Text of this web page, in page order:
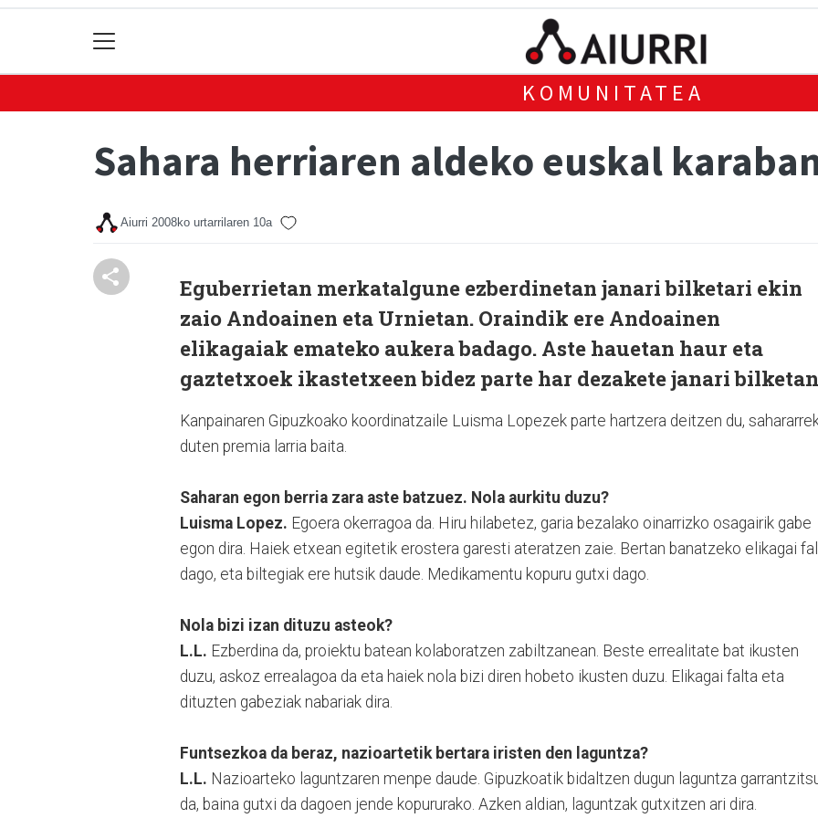
KOMUNITATEA
Sahara herriaren aldeko euskal
Aiurri 2008ko urtarrilaren 10a
Eguberrietan merkatalgune ezberdinetan janari bilketari ekin
zaio Andoainen eta Urnietan. Oraindik ere Andoainen
elikagaiak emateko aukera badago. Aste hauetan haur eta
gaztetxoek ikastetxeen bidez parte har dezakete janari
Kanpainaren Gipuzkoako koordinatzaile Luisma Lopezek parte hartzera deitzen du,
duten premia larria baita.
Saharan egon berria zara aste batzuez. Nola aurkitu duzu?
Luisma Lopez. Egoera okerragoa da. Hiru hilabetez, garia bezalako oinarrizko osagairik gabe
egon dira. Haiek etxean egitetik erostera garesti ateratzen zaie. Bertan banatzeko elikagai
dago, eta biltegiak ere hutsik daude. Medikamentu kopuru gutxi dago.
Nola bizi izan dituzu asteok?
L.L. Ezberdina da, proiektu batean kolaboratzen zabiltzanean. Beste errealitate bat ikusten
duzu, askoz errealagoa da eta haiek nola bizi diren hobeto ikusten duzu. Elikagai falta eta
dituzten gabeziak nabariak dira.
Funtsezkoa da beraz, nazioartetik bertara iristen den laguntza?
L.L. Nazioarteko laguntzaren menpe daude. Gipuzkoatik bidaltzen dugun laguntza
da, baina gutxi da dagoen jende kopururako. Azken aldian, laguntzak gutxitzen ari dira.